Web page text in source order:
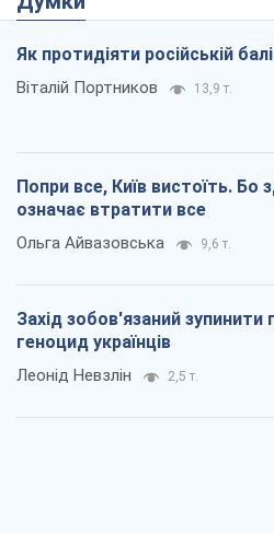
Як протидіяти російській
Віталій Портников 13,9 т.
Попри все, Київ вистоїть. Бо
означає втратити все
Ольга Айвазовська 9,6 т.
Захід зобов'язаний зупинити
геноцид українців
Леонід Невзлін 2,5 т.